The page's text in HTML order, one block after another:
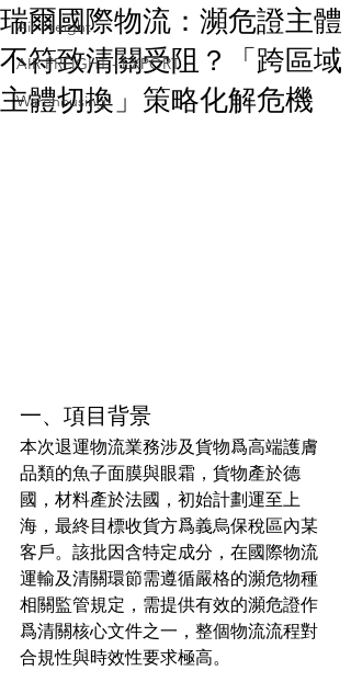
Air Freight
AIR FREIGHT - EXPORT
Warehousing
瑞爾國際物流：瀕危證主體
不符致清關受阻？「跨區域
主體切換」策略化解危機
一、項目背景
本次退運物流業務涉及貨物爲高端護膚
品類的魚子面膜與眼霜，貨物產於德
國，材料產於法國，初始計劃運至上
海，最終目標收貨方爲義烏保稅區內某
客戶。該批因含特定成分，在國際物流
運輸及清關環節需遵循嚴格的瀕危物種
相關監管規定，需提供有效的瀕危證作
爲清關核心文件之一，整個物流流程對
合規性與時效性要求極高。